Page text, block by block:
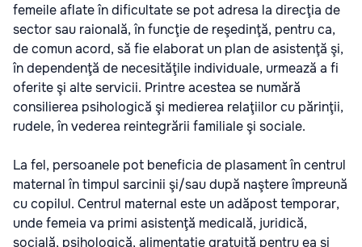
femeile aflate în dificultate se pot adresa la direcţia de
sector sau raională, în funcţie de reşedinţă, pentru ca,
de comun acord, să fie elaborat un plan de asistenţă şi,
în dependenţă de necesităţile individuale, urmează a fi
oferite şi alte servicii. Printre acestea se numără
consilierea psihologică şi medierea relaţiilor cu părinţii,
rudele, în vederea reintegrării familiale şi sociale.
La fel, persoanele pot beneficia de plasament în centrul
maternal în timpul sarcinii şi/sau după naştere împreună
cu copilul. Centrul maternal este un adăpost temporar,
unde femeia va primi asistenţă medicală, juridică,
socială, psihologică, alimentaţie gratuită pentru ea şi